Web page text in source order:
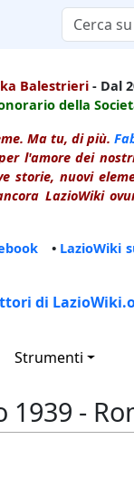
Balestrieri - Dal
della
Ma tu, di più.
l'amore dei
storie, nuovi
LazioWiki
• LazioWiki
di
Strumenti
-